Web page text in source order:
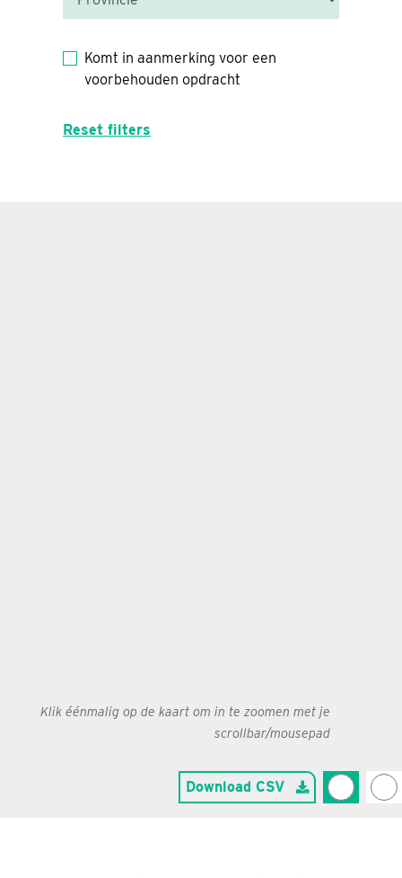
Komt in aanmerking voor een
voorbehouden opdracht
Reset filters
Klik éénmalig op de kaart om in te zoomen met je
scrollbar/mousepad
Download CSV